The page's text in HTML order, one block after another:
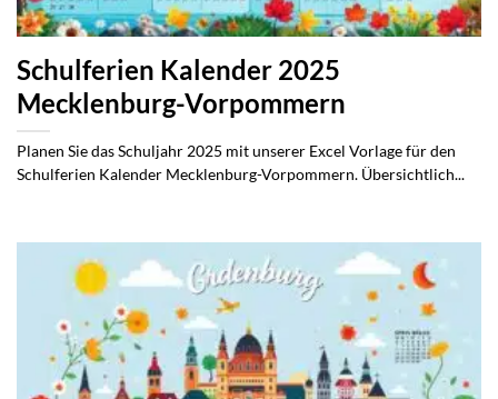
Schulferien Kalender 2025
Mecklenburg-Vorpommern
Planen Sie das Schuljahr 2025 mit unserer Excel Vorlage für den
Schulferien Kalender Mecklenburg-Vorpommern. Übersichtlich...